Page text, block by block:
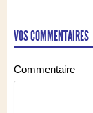
VOS COMMENTAIRES
Commentaire